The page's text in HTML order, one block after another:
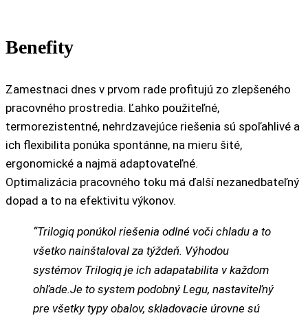
Benefity
Zamestnaci dnes v prvom rade profitujú zo zlepšeného
pracovného prostredia. Ľahko použiteľné,
termorezistentné, nehrdzavejúce riešenia sú spoľahlivé a
ich flexibilita ponúka spontánne, na mieru šité,
ergonomické a najmä adaptovateľné.
Optimalizácia pracovného toku má ďalší nezanedbateľný
dopad a to na efektivitu výkonov.
“Trilogiq ponúkol riešenia odlné voči chladu a to
všetko nainštaloval za týždeň. Výhodou
systémov Trilogiq je ich adapatabilita v každom
ohľade.Je to system podobný Legu, nastaviteľný
pre všetky typy obalov, skladovacie úrovne sú